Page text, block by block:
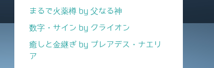
まるで火薬樽 by 父なる神
数字・サイン by クライオン
癒しと金継ぎ by プレアデス・ナエリ
ア